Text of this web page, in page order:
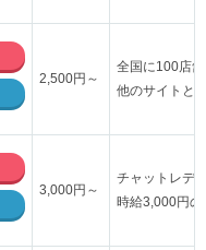
2,500円～
全国に100店
他のサイトと
3,000円～
チャットレデ
時給3,000円